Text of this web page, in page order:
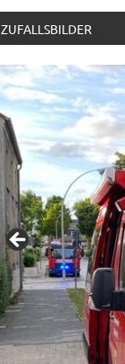
ZUFALLSBILDER